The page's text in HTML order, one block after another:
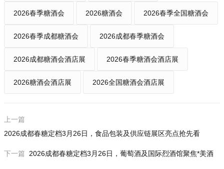
2026春季糖酒会 2026糖酒会 2026春季全国糖酒会
2026春季成都糖酒会 2026成都春季糖酒会
2026成都糖酒会酒店展 2026春季糖酒会酒店展
2026糖酒会酒店展 2026全国糖酒会酒店展
上一篇
2026成都春糖定档3月26日，食品包装及供应链展区亮点抢先看
下一篇 2026成都春糖定档3月26日，葡萄酒及国际烈酒馆聚焦*美酒